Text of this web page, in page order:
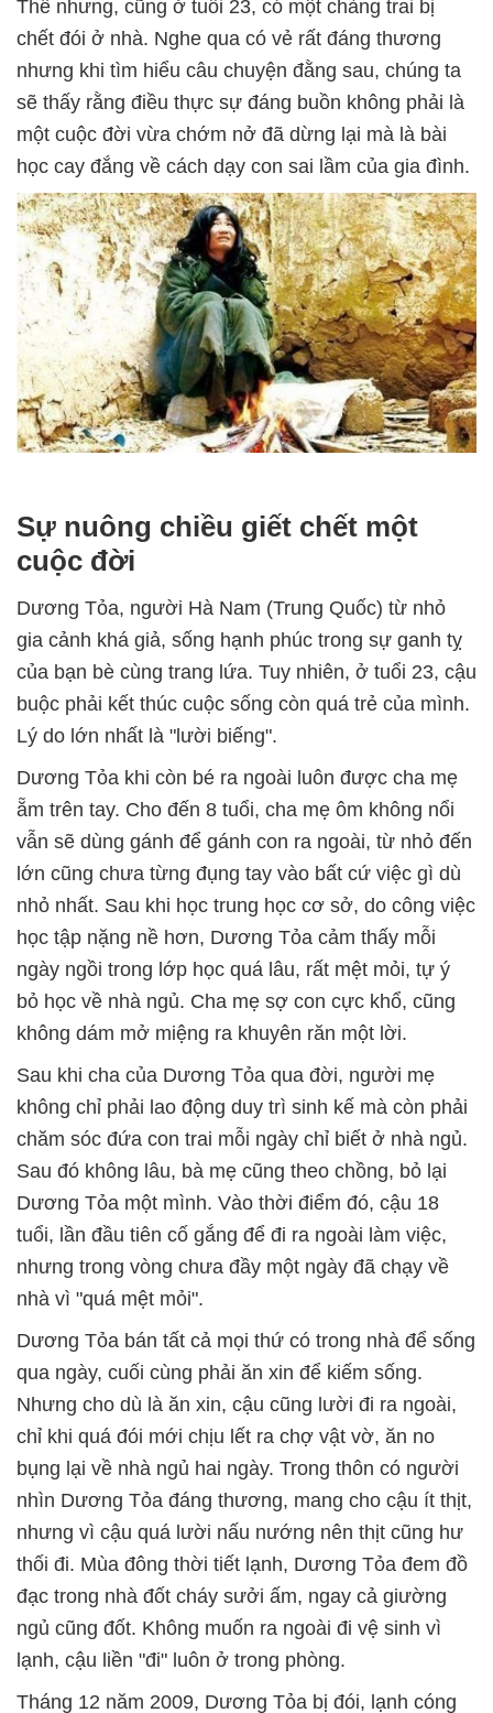
Thế nhưng, cũng ở tuổi 23, có một chàng trai bị
chết đói ở nhà. Nghe qua có vẻ rất đáng thương
nhưng khi tìm hiểu câu chuyện đằng sau, chúng ta
sẽ thấy rằng điều thực sự đáng buồn không phải là
một cuộc đời vừa chớm nở đã dừng lại mà là bài
học cay đắng về cách dạy con sai lầm của gia đình.
Sự nuông chiều giết chết một
cuộc đời
Dương Tỏa, người Hà Nam (Trung Quốc) từ nhỏ
gia cảnh khá giả, sống hạnh phúc trong sự ganh tỵ
của bạn bè cùng trang lứa. Tuy nhiên, ở tuổi 23, cậu
buộc phải kết thúc cuộc sống còn quá trẻ của mình.
Lý do lớn nhất là "lười biếng".
Dương Tỏa khi còn bé ra ngoài luôn được cha mẹ
ẵm trên tay. Cho đến 8 tuổi, cha mẹ ôm không nổi
vẫn sẽ dùng gánh để gánh con ra ngoài, từ nhỏ đến
lớn cũng chưa từng đụng tay vào bất cứ việc gì dù
nhỏ nhất. Sau khi học trung học cơ sở, do công việc
học tập nặng nề hơn, Dương Tỏa cảm thấy mỗi
ngày ngồi trong lớp học quá lâu, rất mệt mỏi, tự ý
bỏ học về nhà ngủ. Cha mẹ sợ con cực khổ, cũng
không dám mở miệng ra khuyên răn một lời.
Sau khi cha của Dương Tỏa qua đời, người mẹ
không chỉ phải lao động duy trì sinh kế mà còn phải
chăm sóc đứa con trai mỗi ngày chỉ biết ở nhà ngủ.
Sau đó không lâu, bà mẹ cũng theo chồng, bỏ lại
Dương Tỏa một mình. Vào thời điểm đó, cậu 18
tuổi, lần đầu tiên cố gắng để đi ra ngoài làm việc,
nhưng trong vòng chưa đầy một ngày đã chạy về
nhà vì "quá mệt mỏi".
Dương Tỏa bán tất cả mọi thứ có trong nhà để sống
qua ngày, cuối cùng phải ăn xin để kiếm sống.
Nhưng cho dù là ăn xin, cậu cũng lười đi ra ngoài,
chỉ khi quá đói mới chịu lết ra chợ vật vờ, ăn no
bụng lại về nhà ngủ hai ngày. Trong thôn có người
nhìn Dương Tỏa đáng thương, mang cho cậu ít thịt,
nhưng vì cậu quá lười nấu nướng nên thịt cũng hư
thối đi. Mùa đông thời tiết lạnh, Dương Tỏa đem đồ
đạc trong nhà đốt cháy sưởi ấm, ngay cả giường
ngủ cũng đốt. Không muốn ra ngoài đi vệ sinh vì
lạnh, cậu liền "đi" luôn ở trong phòng.
Tháng 12 năm 2009, Dương Tỏa bị đói, lạnh cóng